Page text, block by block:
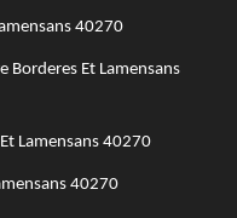
40270
Borderes Et Lamensans
Lamensans 40270
40270